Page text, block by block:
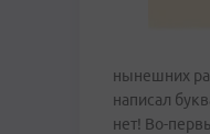
нынешних
написал
нет! Во-